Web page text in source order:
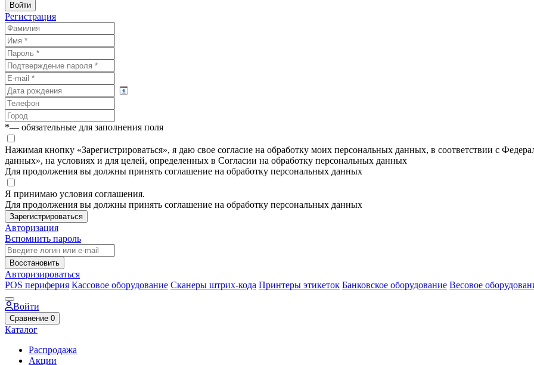
Войти
Регистрация
*— обязательные для заполнения поля
Нажимая кнопку «Зарегистрироваться», я даю свое согласие на обработку моих персональных данных, в соответствии с
данных», на условиях и для целей, определенных в Согласии на обработку персональных данных
Для продолжения вы должны принять соглашение на обработку персональных данных
Я принимаю условия соглашения.
Для продолжения вы должны принять соглашение на обработку персональных данных
Зарегистрироваться
Авторизация
Вспомнить пароль
Восстановить
Авторизироваться
POS периферия Кассовое оборудование Сканеры штрих-кода Принтеры этикеток Банковское оборудование Весовое
Войти
Сравнение 0
Каталог
Распродажа
Акции